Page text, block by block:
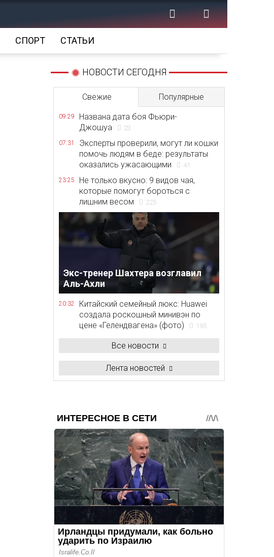
СПОРТ СТАТЬИ
НОВОСТИ СЕГОДНЯ
Свежие Популярные
09:29
Названа дата боя Фьюри-
Джошуа
23
07:31
Эксперты проверили, могут ли кошки
помочь людям в беде: результаты
оказались ужасающими
41
23:25
Не только вкусно: 9 видов чая,
которые помогут бороться с
лишним весом
225
Экс-тренер Шахтера возглавил
Аль-Ахли
20:32
Китайский семейный люкс: Huawei
создала роскошный минивэн по
цене «Гелендвагена» (фото)
195
Все новости
Лента новостей